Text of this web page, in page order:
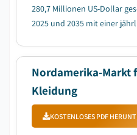
280,7 Millionen US-Dollar
2025 und 2035 mit einer
Nordamerika-Markt
Kleidung
KOSTENLOSES PDF